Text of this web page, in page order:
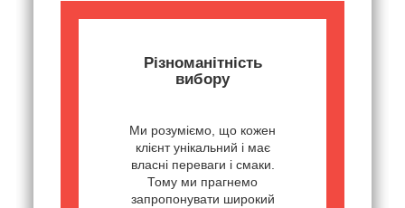
Різноманітність
вибору
Ми розуміємо, що кожен
клієнт унікальний і має
власні переваги і смаки.
Тому ми прагнемо
запропонувати широкий